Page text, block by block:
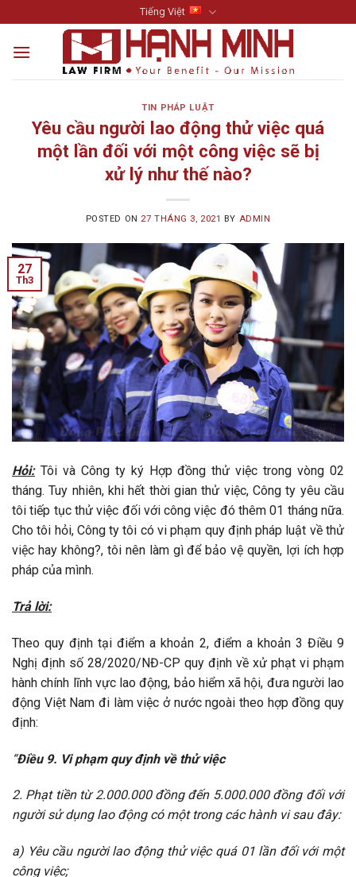
to
content
Tiếng Việt
TIN PHÁP LUẬT
Yêu cầu người lao động thử việc quá
một lần đối với một công việc sẽ bị
xử lý như thế nào?
POSTED ON 27 THÁNG 3, 2021 BY ADMIN
27
Th3
Hỏi:Tôi và Công ty ký Hợp đồng thử việc trong vòng 02
tháng. Tuy nhiên, khi hết thời gian thử việc, Công ty yêu cầu
tôi tiếp tục thử việc đối với công việc đó thêm 01 tháng nữa.
Cho tôi hỏi, Công ty tôi có vi phạm quy định pháp luật về thử
việc hay không?, tôi nên làm gì để bảo vệ quyền, lợi ích hợp
pháp của mình.
Trả lời:
Theo quy định tại điểm a khoản 2, điểm a khoản 3 Điều 9
Nghị định số 28/2020/NĐ-CP quy định về xử phạt vi phạm
hành chính lĩnh vực lao động, bảo hiểm xã hội, đưa người lao
động Việt Nam đi làm việc ở nước ngoài theo hợp đồng quy
định:
“Điều 9. Vi phạm quy định về thử việc
2. Phạt tiền từ 2.000.000 đồng đến 5.000.000 đồng đối với
người sử dụng lao động có một trong các hành vi sau đây:
a) Yêu cầu người lao động thử việc quá 01 lần đối với một
công việc;